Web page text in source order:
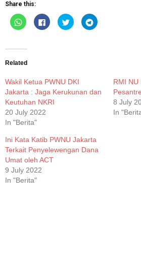
Share this:
Click
to
share
(Opens
new
Click
to
share
Click
to
share
Click
to
Related
Wakil Ketua PWNU DKI
Jakarta : Jaga Kerukunan dan
Keutuhan NKRI
20 July 2022
In "Berita"
RMI NU
8 July
In
Ini Kata Katib PWNU Jakarta
Terkait Penyelewengan Dana
Umat oleh ACT
9 July 2022
In "Berita"